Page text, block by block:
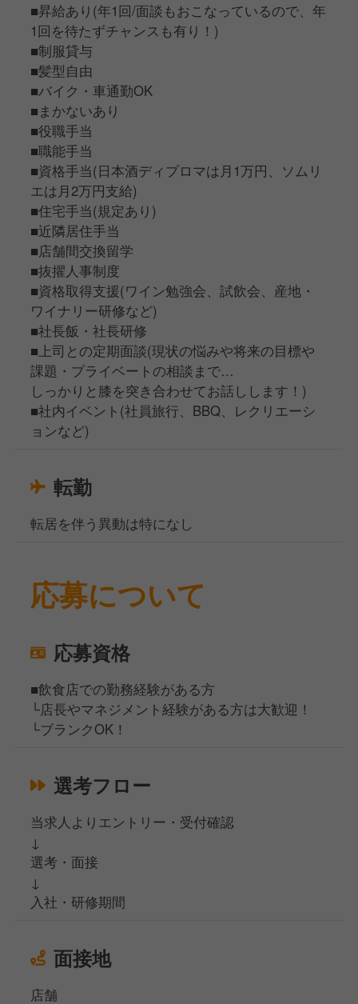
■昇給あり(年1回/面談もおこなっているので、年
1回を待たずチャンスも有り！)
■制服貸与
■髪型自由
■バイク・車通勤OK
■まかないあり
■役職手当
■職能手当
■資格手当(日本酒ディプロマは月1万円、ソムリ
エは月2万円支給)
■住宅手当(規定あり)
■近隣居住手当
■店舗間交換留学
■抜擢人事制度
■資格取得支援(ワイン勉強会、試飲会、産地・
ワイナリー研修など)
■社長飯・社長研修
■上司との定期面談(現状の悩みや将来の目標や
課題・プライベートの相談まで…
しっかりと膝を突き合わせてお話しします！)
■社内イベント(社員旅行、BBQ、レクリエーシ
ョンなど)
転勤
転居を伴う異動は特になし
応募について
応募資格
■飲食店での勤務経験がある方
└店長やマネジメント経験がある方は大歓迎！
└ブランクOK！
選考フロー
当求人よりエントリー・受付確認
↓
選考・面接
↓
入社・研修期間
面接地
店舗